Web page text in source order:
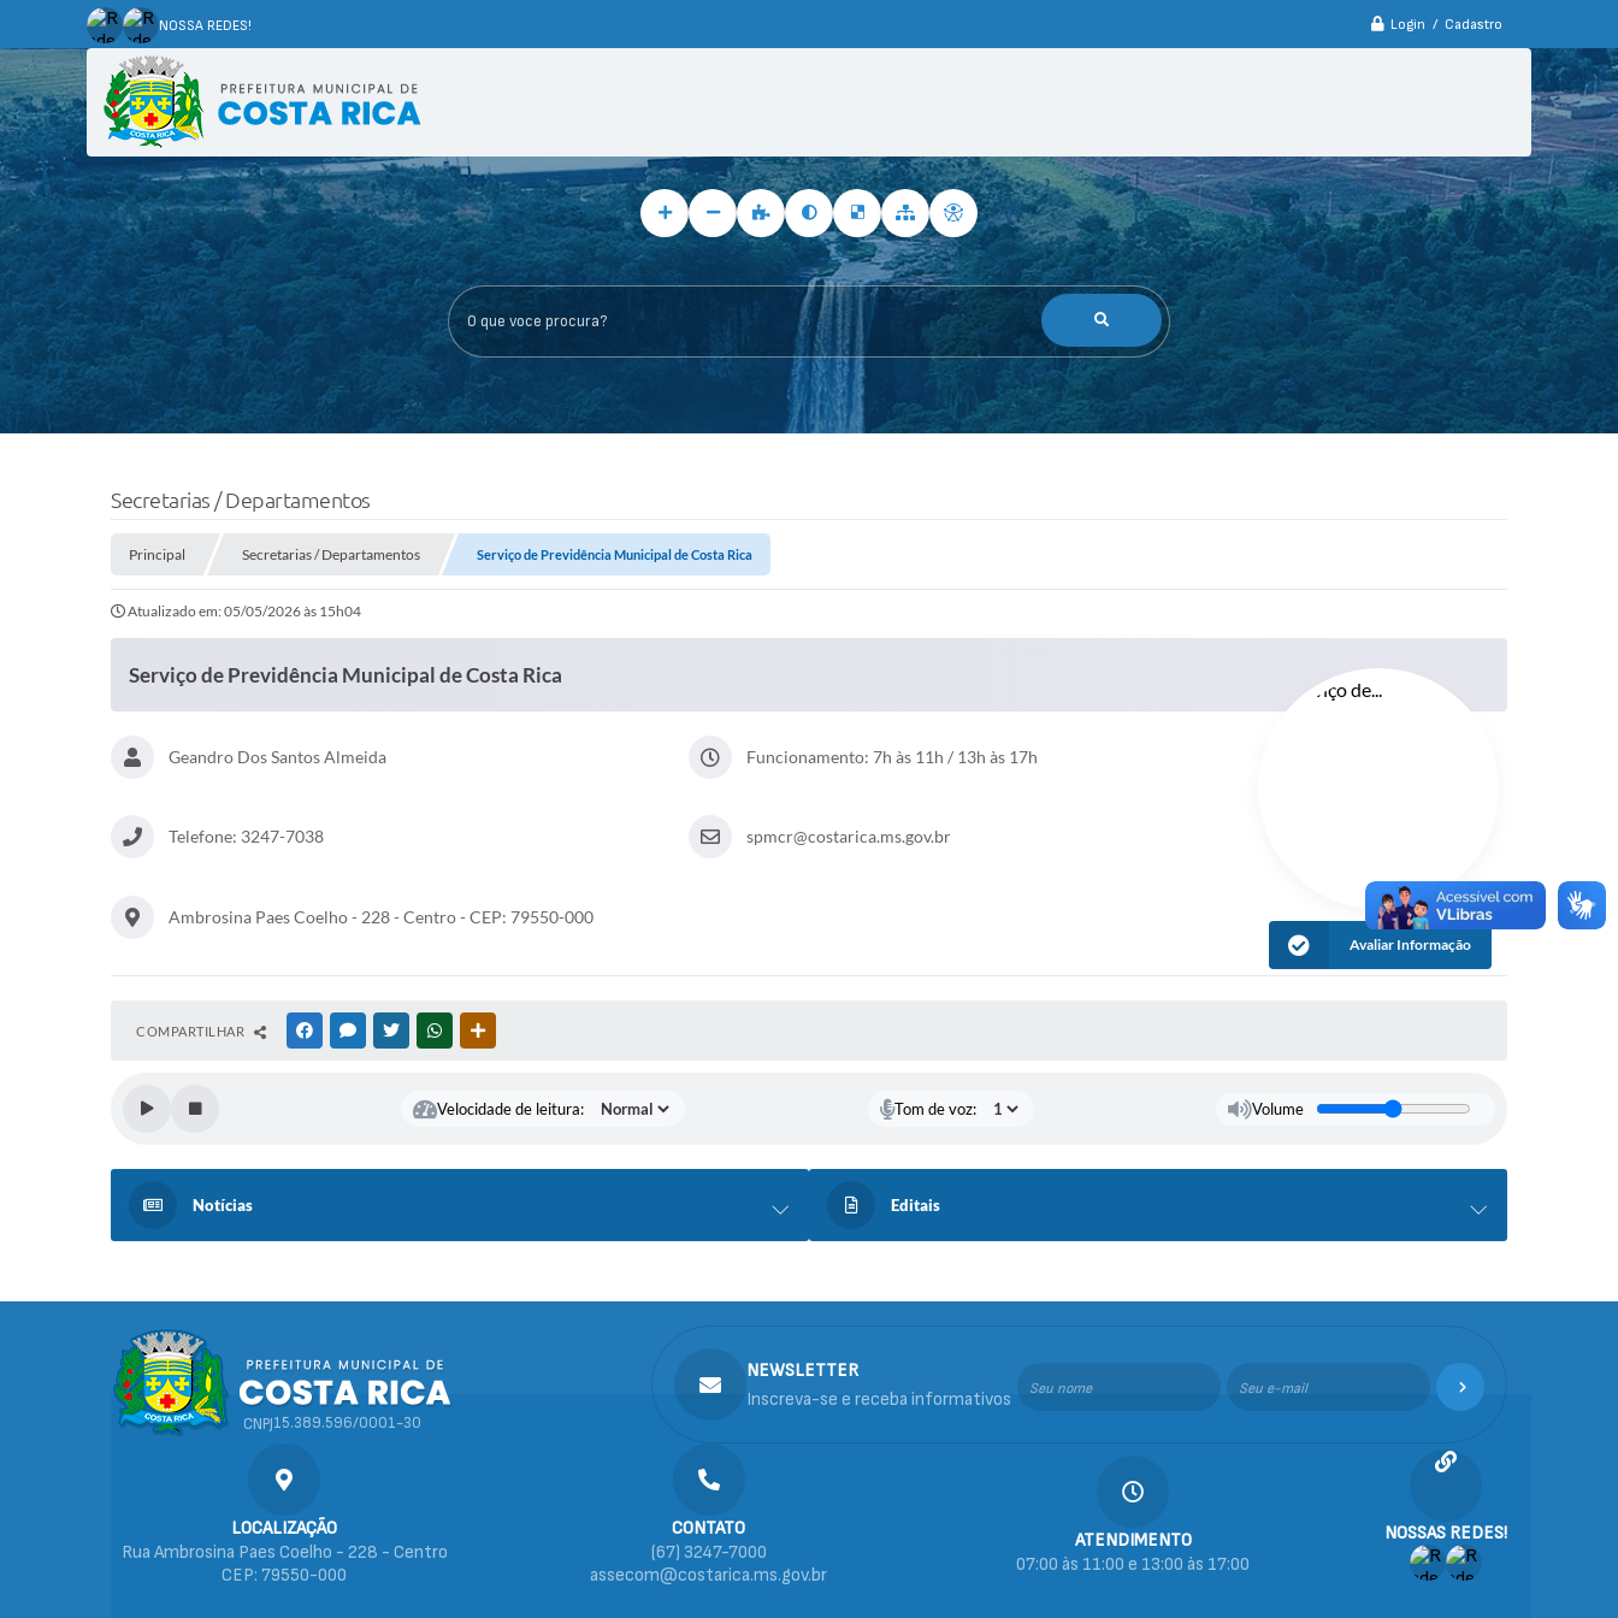
Login / Cadastro
O que voce procura?
NOSSA REDES!
Secretarias / Departamentos
Principal Secretarias / Departamentos Serviço de Previdência Municipal de Costa Rica
Atualizado em: 05/05/2026 às 15h04
Serviço de Previdência Municipal de Costa Rica
Geandro Dos Santos Almeida Funcionamento: 7h às 11h / 13h às 17h
Telefone: 3247-7038 spmcr@costarica.ms.gov.br
Ambrosina Paes Coelho - 228 - Centro - CEP: 79550-000
Avaliar Informação
COMPARTILHAR FACEBOOKMESSENGER
TWITTERWHATSAPP
Velocidade de leitura: Tom de voz: Volume
Notícias Editais
NOSSAS REDES!
LOCALIZAÇÃO
Rua Ambrosina Paes Coelho - 228 - Centro
CEP: 79550-000
CONTATO
(67) 3247-7000
assecom@costarica.ms.gov.br
ATENDIMENTO
07:00 às 11:00 e 13:00 às 17:00
CNPJ15.389.596/0001-30
NEWSLETTER
Inscreva-se e receba informativos